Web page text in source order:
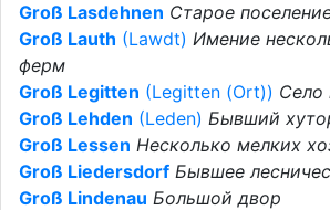
Groß Lasdehnen Старое
Groß Lauth (Lawdt) Имение
ферм
Groß Legitten (Legitten (Ort)) Село
Groß Lehden (Leden) Бывший
Groß Lessen Несколько мелких
Groß Liedersdorf Бывшее
Groß Lindenau Большой двор